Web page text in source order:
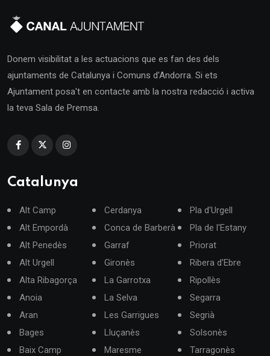
Donem visibilitat a les actuacions que es fan des dels
ajuntaments de Catalunya i Comuns d'Andorra. Si ets
Ajuntament posa't en contacte amb la nostra redacció i activa
la teva Sala de Premsa.
Catalunya
Alt Camp
Alt Empordà
Alt Penedès
Alt Urgell
Alta Ribagorça
Anoia
Aran
Bages
Baix Camp
Cerdanya
Conca de Barberà
Garraf
Gironès
La Garrotxa
La Selva
Les Garrigues
Lluçanès
Maresme
Pla d'Urgell
Pla de l'Estany
Priorat
Ribera d'Ebre
Ripollès
Segarra
Segrià
Solsonès
Tarragonès